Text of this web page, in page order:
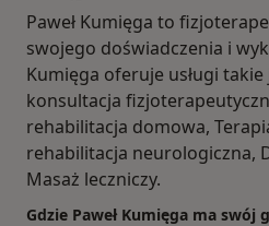
Paweł Kumięga to
swojego doświadczenia i
Kumięga oferuje usługi
konsultacja
rehabilitacja domowa,
rehabilitacja neurologiczna,
Masaż leczniczy.
Gdzie Paweł Kumięga ma swój